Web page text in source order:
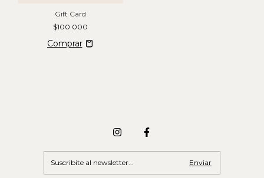
Gift Card
$100.000